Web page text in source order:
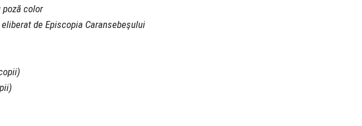
color
de Episcopia Caransebeşului